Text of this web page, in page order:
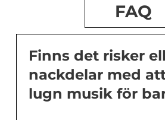
FAQ
Finns det risker
nackdelar med
lugn musik för